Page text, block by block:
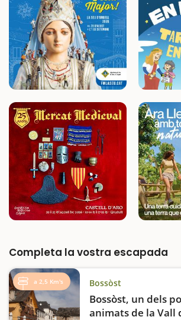
Completa la vostra escapada
a 2,5 Km's Bossòst
Bossòst, un dels
animats de la Vall